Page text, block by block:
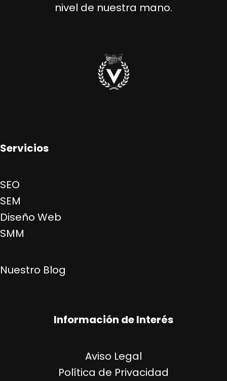
nivel de nuestra mano.
Servicios
SEO
SEM
Diseño Web
SMM
Nuestro Blog
Información de Interés
Aviso Legal
Política de Privacidad